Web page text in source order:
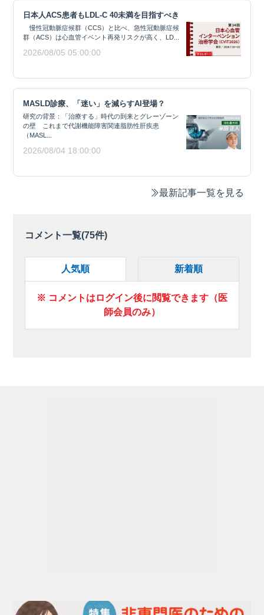
日本人ACS患者もLDL-C 40未満を目指すべき
慢性冠動脈症候群（CCS）と比べ、急性冠動脈症候
群（ACS）は心血管イベント再発リスクが高く、LD...
2026/08/05 05:00:00
MASLD診療、「迷い」を減らすAI登場？
研究の背景：「治療する」時代の到来とグレーゾーン
の壁 これまで代謝機能障害関連脂肪性肝疾患
（MASL...
2026/08/04 18:00:00
最新記事一覧を見る
コメント一覧(75件)
人気順 新着順
※ コメントはログイン後に閲覧できます（医
師会員のみ）